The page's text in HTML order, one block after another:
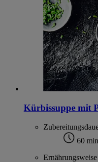
Kürbissuppe mit
60
Ernährungsweise